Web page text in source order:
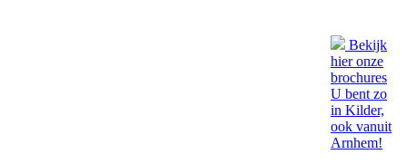
Bekijk
hier onze
brochures
U bent zo
in Kilder,
ook vanuit
Arnhem!